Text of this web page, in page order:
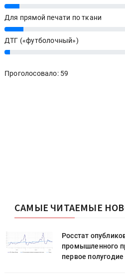
8%
Для прямой печати по ткани
10%
ДТГ («футболочный»)
3%
Проголосовало: 59
САМЫЕ ЧИТАЕМЫЕ
Росстат
промышленного
первое